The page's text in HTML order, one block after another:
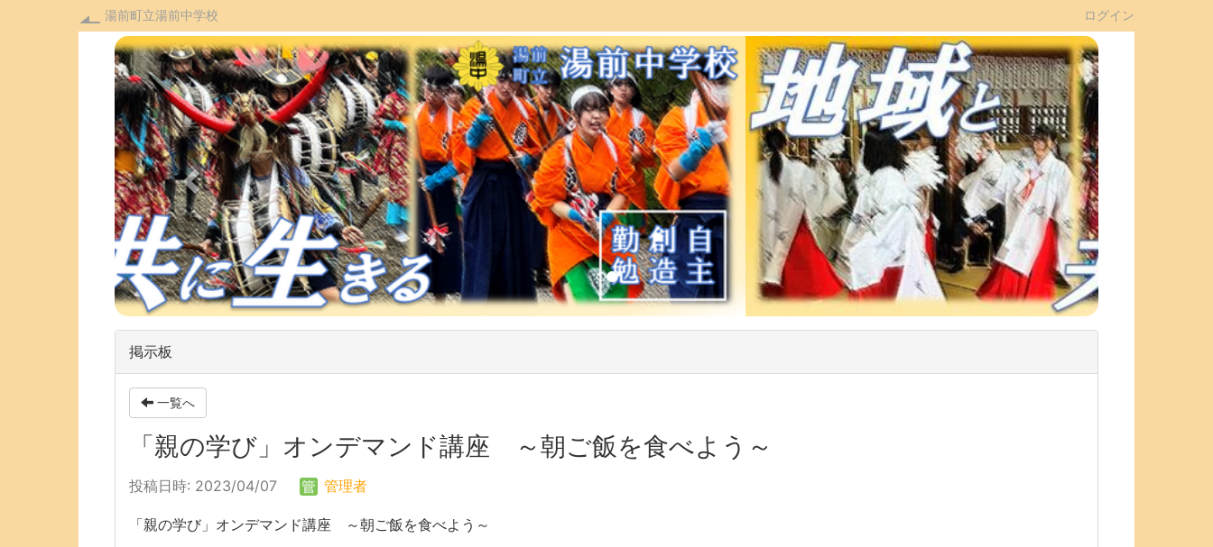
湯前町立湯前中学校 ログイン
p
r
e
v
i
o
u
s
n
e
x
t
掲示板
一覧へ
「親の学び」オンデマンド講座 ～朝ご飯を食べよう～
投稿日時: 2023/04/07 管理者
「親の学び」オンデマンド講座 ～朝ご飯を食べよう～